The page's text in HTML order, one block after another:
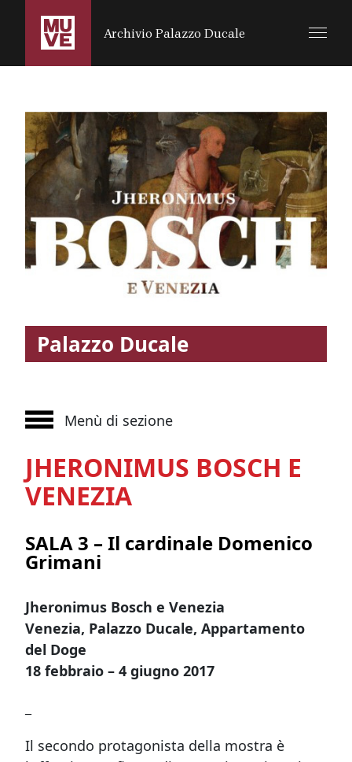
SALTA AL CONTENUTO PRINCIPALE
Archivio Palazzo Ducale
Palazzo Ducale
Menù di sezione
JHERONIMUS BOSCH E
VENEZIA
SALA 3 – Il cardinale Domenico
Grimani
Jheronimus Bosch e Venezia
Venezia, Palazzo Ducale, Appartamento
del Doge
18 febbraio – 4 giugno 2017
Il secondo protagonista della mostra è